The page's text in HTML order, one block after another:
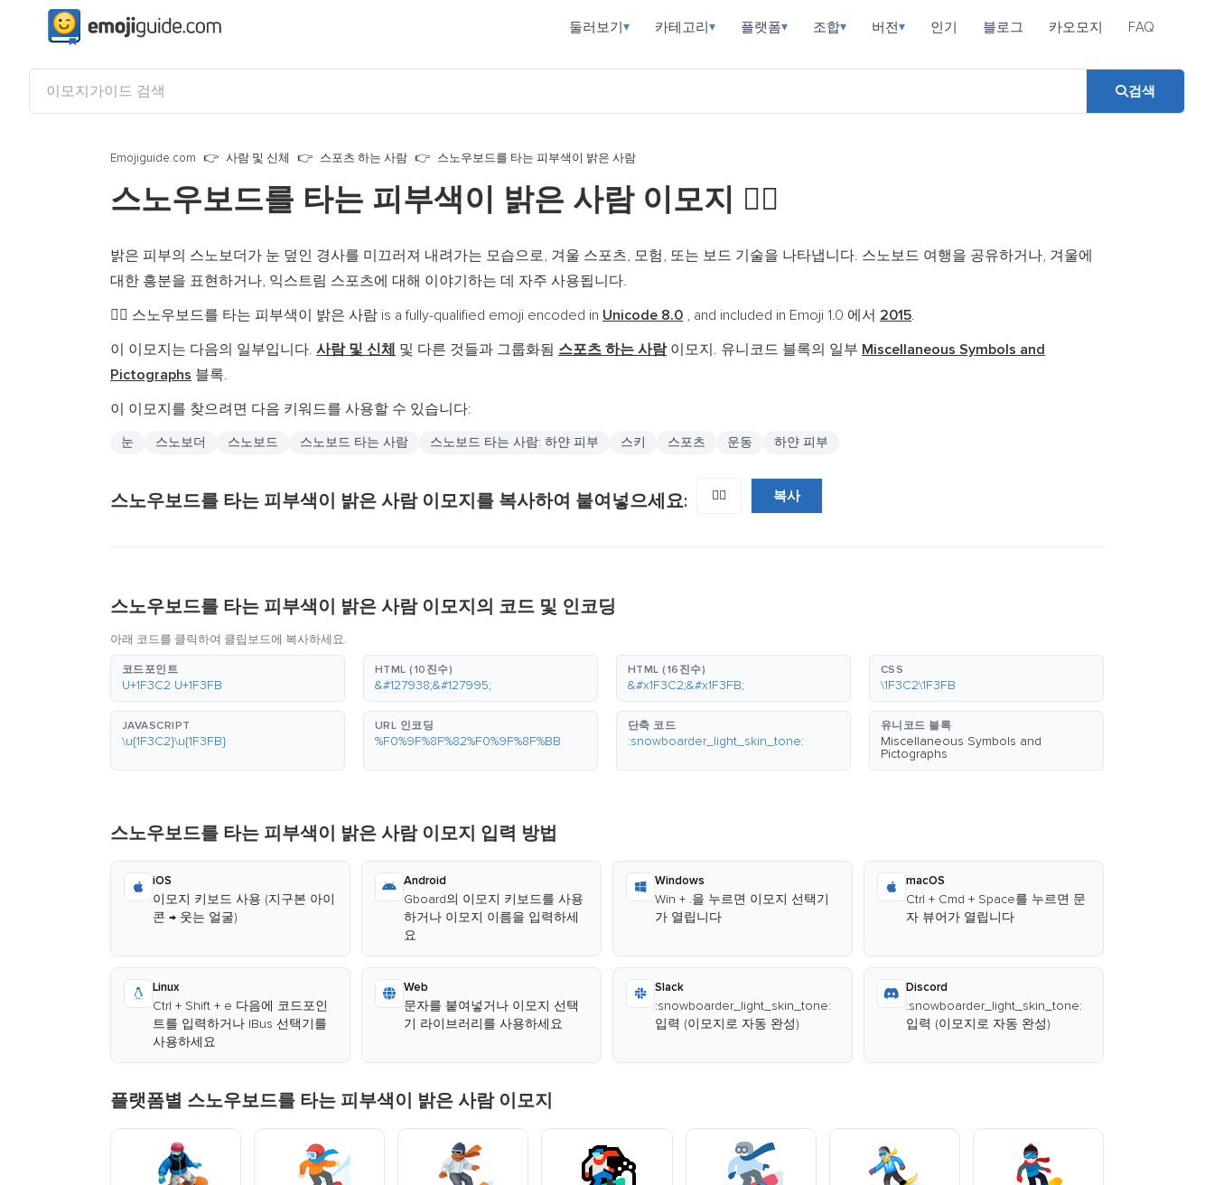
둘러보기▾ 카테고리▾ 플랫폼▾ 조합▾ 버전▾ 인기 블로그 카오모지 FAQ
검색
Emojiguide.com 사람 및 신체 스포츠 하는 사람 스노우보드를 타는 피부색이 밝은 사람
스노우보드를 타는 피부색이 밝은 사람 이모지 🏂🏻
밝은 피부의 스노보더가 눈 덮인 경사를 미끄러져 내려가는 모습으로, 겨울 스포츠, 모험, 또는 보드 기술을 나타냅니다. 스노보드 여행을 공유하거나, 겨울에
대한 흥분을 표현하거나, 익스트림 스포츠에 대해 이야기하는 데 자주 사용됩니다.
🏂🏻 스노우보드를 타는 피부색이 밝은 사람 is a fully-qualified emoji encoded in Unicode 8.0 , and included in Emoji 1.0 에서 2015.
이 이모지는 다음의 일부입니다. 사람 및 신체 및 다른 것들과 그룹화됨 스포츠 하는 사람이모지. 유니코드 블록의 일부 Miscellaneous Symbols and
Pictographs 블록.
이 이모지를 찾으려면 다음 키워드를 사용할 수 있습니다:
눈 스노보더 스노보드 스노보드 타는 사람 스노보드 타는 사람: 하얀 피부 스키 스포츠 운동 하얀 피부
스노우보드를 타는 피부색이 밝은 사람 이모지를 복사하여 붙여넣으세요: 🏂🏻 복사
스노우보드를 타는 피부색이 밝은 사람 이모지의 코드 및 인코딩
아래 코드를 클릭하여 클립보드에 복사하세요.
코드포인트
U+1F3C2 U+1F3FB
HTML (10진수)
&#127938;&#127995;
HTML (16진수)
&#x1F3C2;&#x1F3FB;
CSS
\1F3C2\1F3FB
JAVASCRIPT
\u{1F3C2}\u{1F3FB}
URL 인코딩
%F0%9F%8F%82%F0%9F%8F%BB
단축 코드
:snowboarder_light_skin_tone:
유니코드 블록
Miscellaneous Symbols and
Pictographs
스노우보드를 타는 피부색이 밝은 사람 이모지 입력 방법
iOS
이모지 키보드 사용 (지구본 아이
콘 → 웃는 얼굴)
Android
Gboard의 이모지 키보드를 사용
하거나 이모지 이름을 입력하세
요
Windows
Win + .을 누르면 이모지 선택기
가 열립니다
macOS
Ctrl + Cmd + Space를 누르면 문
자 뷰어가 열립니다
Linux
Ctrl + Shift + e 다음에 코드포인
트를 입력하거나 IBus 선택기를
사용하세요
Web
문자를 붙여넣거나 이모지 선택
기 라이브러리를 사용하세요
Slack
:snowboarder_light_skin_tone:
입력 (이모지로 자동 완성)
Discord
:snowboarder_light_skin_tone:
입력 (이모지로 자동 완성)
플랫폼별 스노우보드를 타는 피부색이 밝은 사람 이모지